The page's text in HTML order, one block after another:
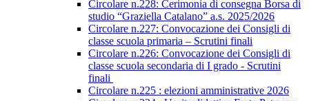
Circolare n.228: Cerimonia di consegna Borsa di
studio “Graziella Catalano” a.s. 2025/2026
Circolare n.227: Convocazione dei Consigli di
classe scuola primaria – Scrutini finali
Circolare n.226: Convocazione dei Consigli di
classe scuola secondaria di I grado - Scrutini
finali
Circolare n.225 : elezioni amministrative 2026